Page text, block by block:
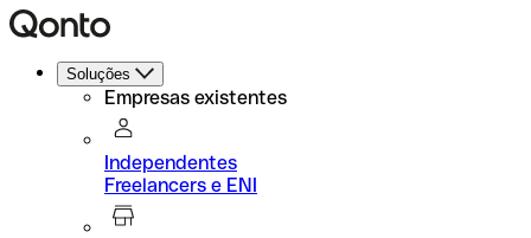
Soluções
Empresas existentes
Independentes
Freelancers e ENI